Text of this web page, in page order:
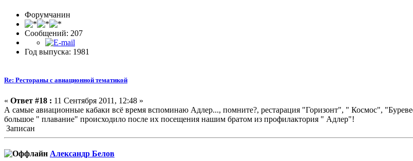
Форумчанин
Сообщений: 207
Год выпуска: 1981
Re: Рестораны с авиационной тематикой
« Ответ #18 : 11 Сентября 2011, 12:48 »
А самые авиационные кабаки всё время вспоминаю Адлер..., помните?, рестарация "Горизонт", " Космос",
большое " плавание" происходило после их посещения нашим братом из профилактория " Адлер"!
Записан
Александр Белов